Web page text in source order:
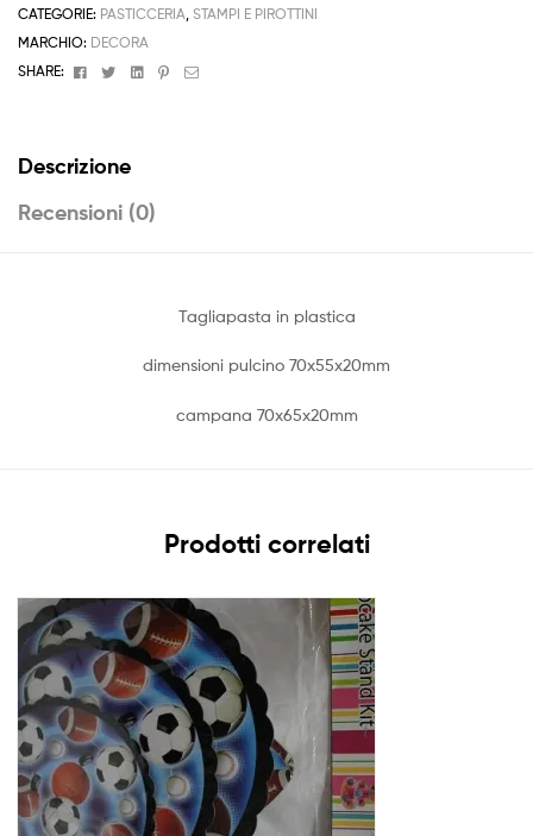
CATEGORIE: PASTICCERIA, STAMPI E PIROTTINI
MARCHIO: DECORA
SHARE:
FacebookTwitterLinkedinPinterest
Email
Descrizione
Recensioni (0)
Tagliapasta in plastica
dimensioni pulcino 70x55x20mm
campana 70x65x20mm
Prodotti correlati